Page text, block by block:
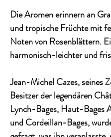
Die Aromen erinnern an
und tropische Früchte mit
Noten von Rosenblättern.
harmonisch-leichter und
Jean-Michel Cazes, seines
Besitzer der legendären
Lynch-Bages, Haut-Bages
und Cordeillan-Bages,